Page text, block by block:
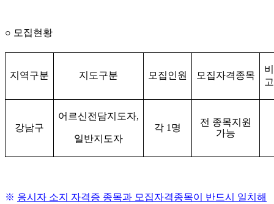
○ 모집현황
지역구분 지도구분 모집인원 모집자격종목
비
고
강남구
어르신전담지도자,
일반지도자
각 1 명
전 종목지원
가능
※ 응시자 소지 자격증 종목과 모집자격종목이 반드시 일치해